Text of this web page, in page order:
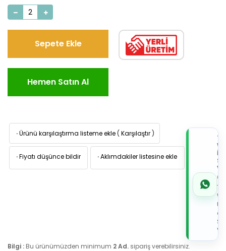
Sepete Ekle
Hemen Satın Al
·Ürünü karşılaştırma listeme ekle ( Karşılaştır )
·Fiyatı düşünce bildir ·Aklımdakiler listesine ekle
İLE
de
Bilgi : Bu ürünümüzden minimum 2 Ad. sipariş verebilirsiniz.